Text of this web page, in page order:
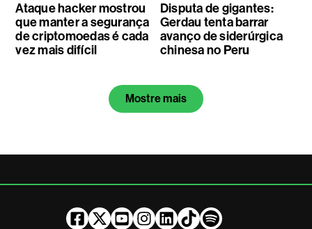
Ataque hacker mostrou
que manter a segurança
de criptomoedas é cada
vez mais difícil
Disputa de gigantes:
Gerdau tenta barrar
avanço de siderúrgica
chinesa no Peru
Mostre mais